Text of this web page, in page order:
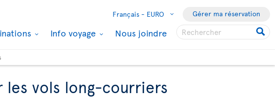
Français - EURO Gérer ma réservation
Info voyage Nous joindre
les vols long-courriers